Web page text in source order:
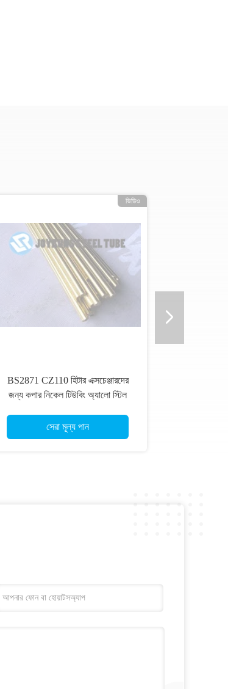
ভিডিও
BS2871 CZ110 হিটার এক্সচেঞ্জারদের
জন্য কপার নিকেল টিউবিং অ্যালো স্টিল
সেরা মূল্য পান